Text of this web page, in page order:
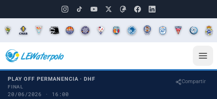
PLAY OFF PERMANENCIA · DHF
FINAL
20/06/2026 · 16:00
Compartir